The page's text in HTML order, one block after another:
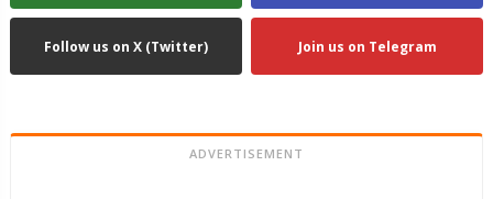
Follow us on X (Twitter) Join us on Telegram
ADVERTISEMENT